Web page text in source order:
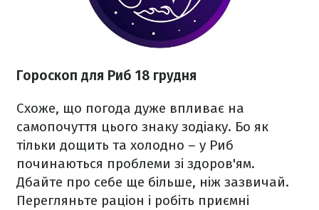
Гороскоп для Риб 18 грудня
Схоже, що погода дуже впливає на
самопочуття цього знаку зодіаку. Бо як
тільки дощить та холодно – у Риб
починаються проблеми зі здоров'ям.
Дбайте про себе ще більше, ніж зазвичай.
Перегляньте раціон і робіть приємні